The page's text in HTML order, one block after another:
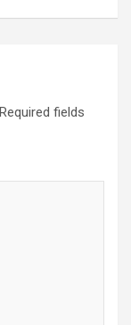
Required fields